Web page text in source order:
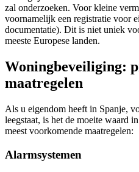
zal onderzoeken. Voor kleine
voornamelijk een registratie voor
documentatie). Dit is niet uniek
meeste Europese landen.
Woningbeveiliging:
maatregelen
Als u eigendom heeft in Spanje,
leegstaat, is het de moeite waard
meest voorkomende maatregelen:
Alarmsystemen